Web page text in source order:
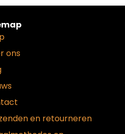
ons
en retourneren